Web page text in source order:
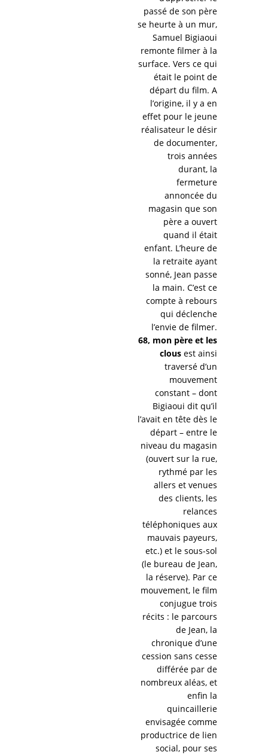
passé de son père
se heurte à un mur,
Samuel Bigiaoui
remonte filmer à la
surface. Vers ce qui
était le point de
départ du film. A
l’origine, il y a en
effet pour le jeune
réalisateur le désir
de documenter,
trois années
durant, la
fermeture
annoncée du
magasin que son
père a ouvert
quand il était
enfant. L’heure de
la retraite ayant
sonné, Jean passe
la main. C’est ce
compte à rebours
qui déclenche
l’envie de filmer.
68, mon père et les
clous est ainsi
traversé d’un
mouvement
constant – dont
Bigiaoui dit qu’il
l’avait en tête dès le
départ – entre le
niveau du magasin
(ouvert sur la rue,
rythmé par les
allers et venues
des clients, les
relances
téléphoniques aux
mauvais payeurs,
etc.) et le sous-sol
(le bureau de Jean,
la réserve). Par ce
mouvement, le film
conjugue trois
récits : le parcours
de Jean, la
chronique d’une
cession sans cesse
différée par de
nombreux aléas, et
enfin la
quincaillerie
envisagée comme
productrice de lien
social, pour ses